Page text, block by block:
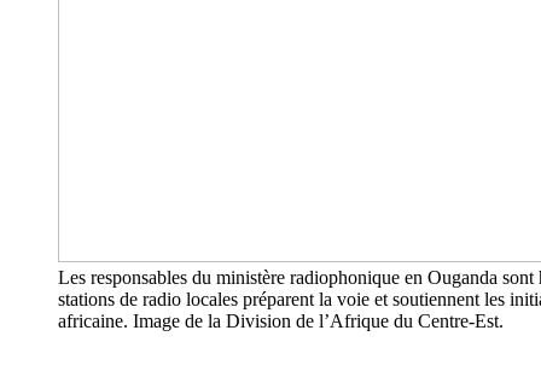
Les responsables du ministère radiophonique en Ouganda
stations de radio locales préparent la voie et soutiennent les
africaine. Image de la Division de l’Afrique du Centre-Est.